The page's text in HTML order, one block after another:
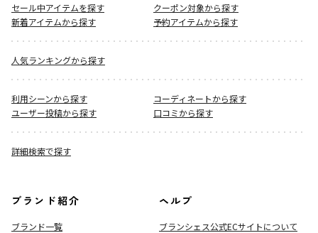
セール中アイテムを探す
クーポン対象から探す
新着アイテムから探す
予約アイテムから探す
人気ランキングから探す
利用シーンから探す
コーディネートから探す
ユーザー投稿から探す
口コミから探す
詳細検索で探す
ブランド紹介
ブランド一覧
ヘルプ
ブランシェス公式ECサイトについて